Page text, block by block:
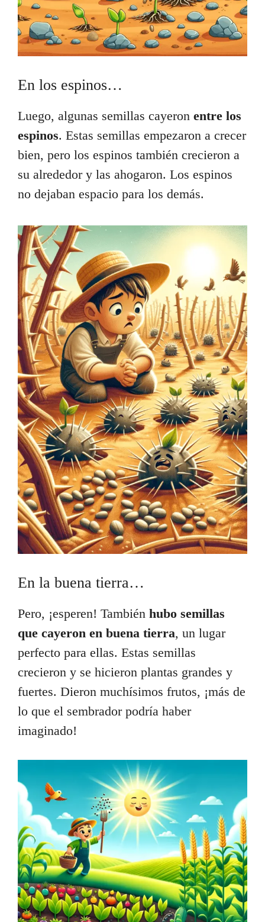
En los espinos…
Luego, algunas semillas cayeron entre los
espinos. Estas semillas empezaron a crecer
bien, pero los espinos también crecieron a
su alrededor y las ahogaron. Los espinos
no dejaban espacio para los demás.
En la buena tierra…
Pero, ¡esperen! También hubo semillas
que cayeron en buena tierra, un lugar
perfecto para ellas. Estas semillas
crecieron y se hicieron plantas grandes y
fuertes. Dieron muchísimos frutos, ¡más de
lo que el sembrador podría haber
imaginado!